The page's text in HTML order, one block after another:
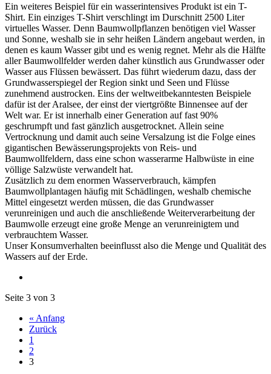
Ein weiteres Beispiel für ein wasserintensives Produkt ist ein T-
Shirt. Ein einziges T-Shirt verschlingt im Durschnitt 2500 Liter
virtuelles Wasser. Denn Baumwollpflanzen benötigen viel Wasser
und Sonne, weshalb sie in sehr heißen Ländern angebaut werden, in
denen es kaum Wasser gibt und es wenig regnet. Mehr als die Hälfte
aller Baumwollfelder werden daher künstlich aus Grundwasser oder
Wasser aus Flüssen bewässert. Das führt wiederum dazu, dass der
Grundwasserspiegel der Region sinkt und Seen und Flüsse
zunehmend austrocken. Eins der weltweitbekanntesten Beispiele
dafür ist der Aralsee, der einst der viertgrößte Binnensee auf der
Welt war. Er ist innerhalb einer Generation auf fast 90%
geschrumpft und fast gänzlich ausgetrocknet. Allein seine
Vertrocknung und damit auch seine Versalzung ist die Folge eines
gigantischen Bewässerungsprojekts von Reis- und
Baumwollfeldern, dass eine schon wasserarme Halbwüste in eine
völlige Salzwüste verwandelt hat.
Zusätzlich zu dem enormen Wasserverbrauch, kämpfen
Baumwollplantagen häufig mit Schädlingen, weshalb chemische
Mittel eingesetzt werden müssen, die das Grundwasser
verunreinigen und auch die anschließende Weiterverarbeitung der
Baumwolle erzeugt eine große Menge an verunreinigtem und
verbrauchtem Wasser.
Unser Konsumverhalten beeinflusst also die Menge und Qualität des
Wassers auf der Erde.
Seite 3 von 3
« Anfang
Zurück
1
2
3